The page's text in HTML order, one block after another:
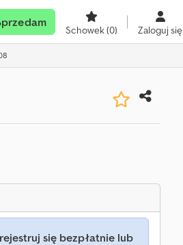
Schowek(0) Zaloguj się
się bezpłatnie lub